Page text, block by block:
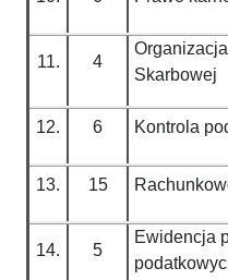
11. 4
Skarbowej
12. 6 Kontrola
13. 15
14. 5
Ewidencja